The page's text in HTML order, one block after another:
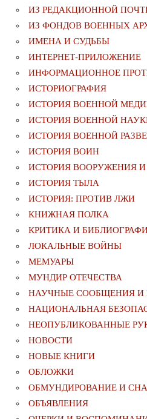
ИЗ РЕДАКЦИОННОЙ
ИЗ ФОНДОВ ВОЕННЫХ
ИМЕНА И СУДЬБЫ
ИНТЕРНЕТ-ПРИЛОЖЕНИЕ
ИНФОРМАЦИОННОЕ
ИСТОРИОГРАФИЯ
ИСТОРИЯ ВОЕННОЙ
ИСТОРИЯ ВОЕННОЙ
ИСТОРИЯ ВОЕННОЙ
ИСТОРИЯ ВОИН
ИСТОРИЯ ВООРУЖЕНИЯ
ИСТОРИЯ ТЫЛА
ИСТОРИЯ: ПРОТИВ ЛЖИ
КНИЖНАЯ ПОЛКА
КРИТИКА И
ЛОКАЛЬНЫЕ ВОЙНЫ
МЕМУАРЫ
МУНДИР ОТЕЧЕСТВА
НАУЧНЫЕ СООБЩЕНИЯ
НАЦИОНАЛЬНАЯ
НЕОПУБЛИКОВАННЫЕ
НОВОСТИ
НОВЫЕ КНИГИ
ОБЛОЖКИ
ОБМУНДИРОВАНИЕ И
ОБЪЯВЛЕНИЯ